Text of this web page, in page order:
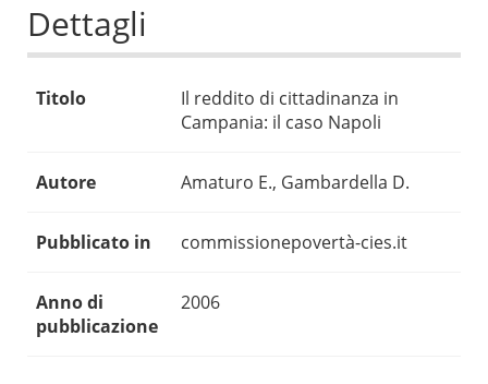
Dettagli
Titolo
Il reddito di cittadinanza in
Campania: il caso Napoli
Autore Amaturo E., Gambardella D.
Pubblicato in commissionepovertà-cies.it
Anno di
pubblicazione
2006